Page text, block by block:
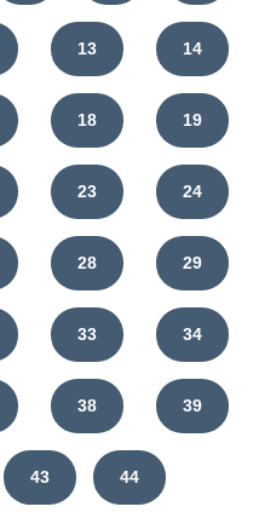
13 14
18 19
23 24
28 29
33 34
38 39
43 44